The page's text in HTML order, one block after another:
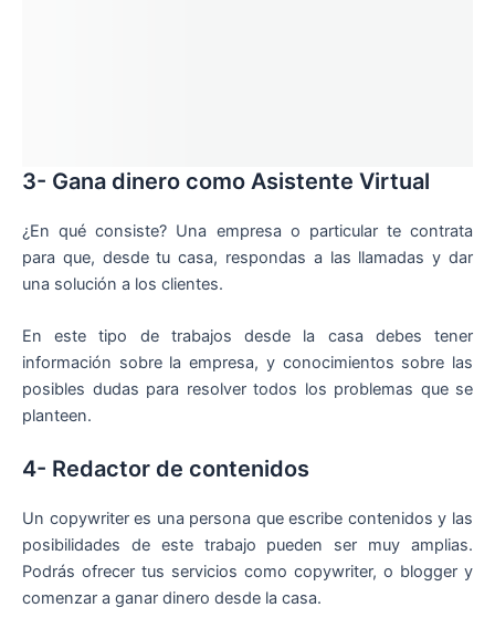
3- Gana dinero como Asistente Virtual
¿En qué consiste? Una empresa o particular te contrata
para que, desde tu casa, respondas a las llamadas y dar
una solución a los clientes.
En este tipo de trabajos desde la casa debes tener
información sobre la empresa, y conocimientos sobre las
posibles dudas para resolver todos los problemas que se
planteen.
4- Redactor de contenidos
Un copywriter es una persona que escribe contenidos y las
posibilidades de este trabajo pueden ser muy amplias.
Podrás ofrecer tus servicios como copywriter, o blogger y
comenzar a ganar dinero desde la casa.